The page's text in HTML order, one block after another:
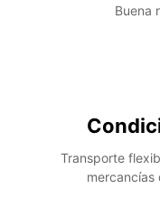
Buena
Transporte
mercancías